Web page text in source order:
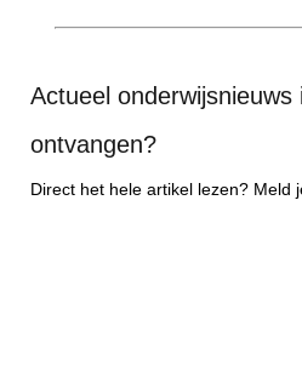
Actueel onderwijsnieuws
ontvangen?
Direct het hele artikel lezen? Meld